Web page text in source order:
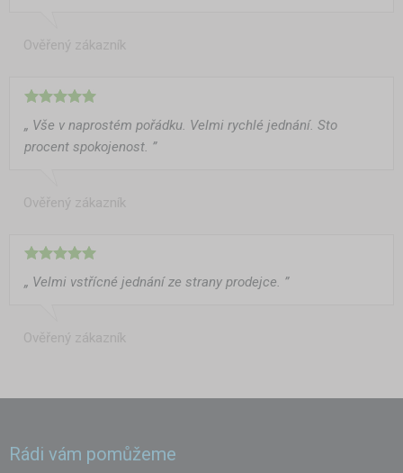
Ověřený zákazník
„ Vše v naprostém pořádku. Velmi rychlé jednání. Sto
procent spokojenost. ”
Ověřený zákazník
„ Velmi vstřícné jednání ze strany prodejce. ”
Ověřený zákazník
Rádi vám pomůžeme